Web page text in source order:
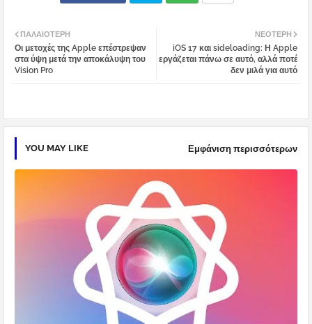
tter atsa
ΝΕΌΤΕΡΗ
iOS 17 και sideloading: Η Apple
εργάζεται πάνω σε αυτό, αλλά ποτέ
δεν μιλά για αυτό
ΠΑΛΑΙΌΤΕΡΗ
Οι μετοχές της Apple επέστρεψαν
στα ύψη μετά την αποκάλυψη του
Vision Pro
YOU MAY LIKE Εμφάνιση περισσότερων